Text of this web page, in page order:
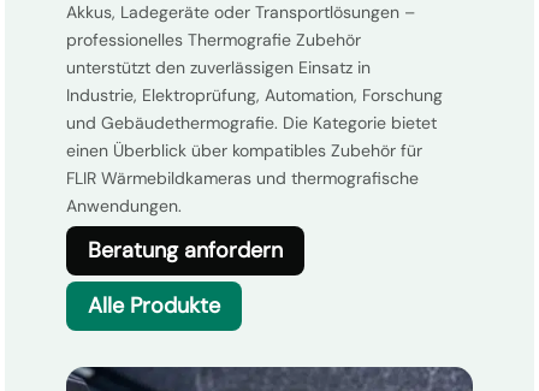
Akkus, Ladegeräte oder Transportlösungen –
professionelles Thermografie Zubehör
unterstützt den zuverlässigen Einsatz in
Industrie, Elektroprüfung, Automation, Forschung
und Gebäudethermografie. Die Kategorie bietet
einen Überblick über kompatibles Zubehör für
FLIR Wärmebildkameras und thermografische
Anwendungen.
Beratung anfordern
Alle Produkte